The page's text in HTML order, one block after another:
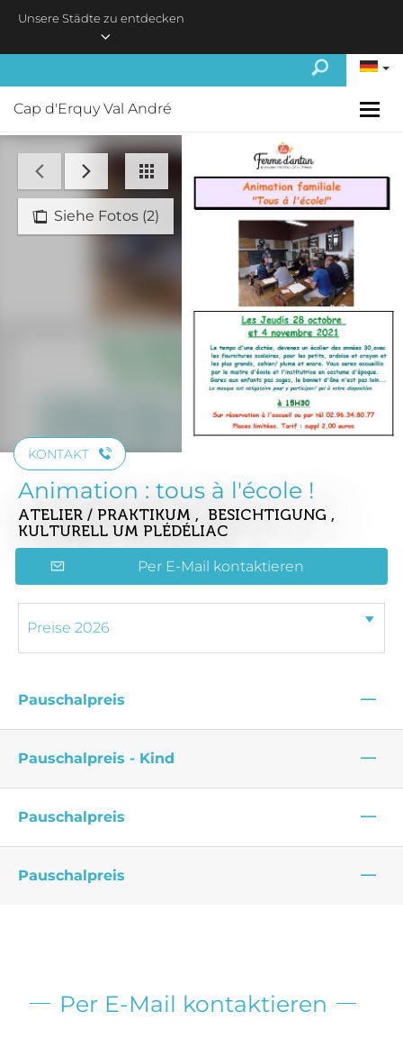
Unsere Städte zu entdecken
Cap d'Erquy Val André
Siehe Fotos (2)
KONTAKT
Animation : tous à l'école !
ATELIER / PRAKTIKUM , BESICHTIGUNG ,
KULTURELL UM PLÉDÉLIAC
Per E-Mail kontaktieren
Pauschalpreis —
Pauschalpreis - Kind —
Pauschalpreis —
Pauschalpreis —
Per E-Mail kontaktieren